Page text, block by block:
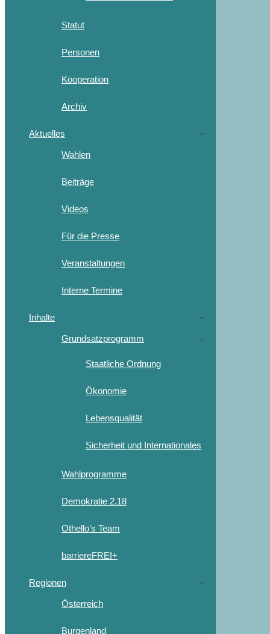
Statut
Personen
Kooperation
Archiv
Aktuelles
Wahlen
Beiträge
Videos
Für die Presse
Veranstaltungen
Interne Termine
Inhalte
Grundsatzprogramm
Staatliche Ordnung
Ökonomie
Lebensqualität
Sicherheit und Internationales
Wahlprogramme
Demokratie 2.18
Othello’s Team
barriereFREI+
Regionen
Österreich
Burgenland